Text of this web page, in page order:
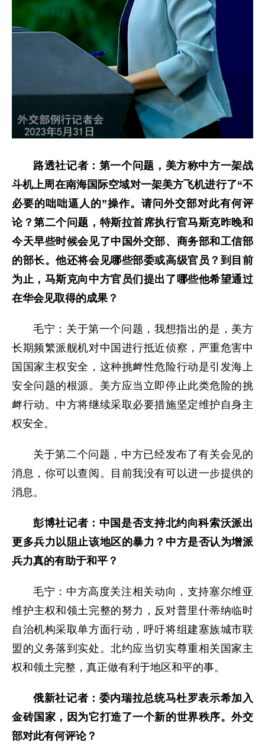
路透社记者：第一个问题，美方称中方一架战
斗机上周在南海国际空域对一架美方飞机进行了“不
必要的咄咄逼人的”操作。请问外交部对此有何评
论？第二个问题，特斯拉首席执行官马斯克昨晚和
今天早些时候会见了中国外交部、商务部和工信部
的部长。他还将会见哪些部委或高级官员？到目前
为止，马斯克向中方官员们提出了哪些他希望通过
在华会见取得的成果？
毛宁：关于第一个问题，我想指出的是，美方
长期频繁派舰机对中国进行抵近侦察，严重危害中
国国家主权安全，这种挑衅性危险行动是引发海上
安全问题的根源。美方应当立即停止此类危险的挑
衅行动。中方将继续采取必要措施坚定维护自身主
权安全。
关于第二个问题，中方已经发布了有关会见的
消息，你可以查阅。目前我没有可以进一步提供的
消息。
彭博社记者：中国是否支持北约向科索沃派出
更多兵力以阻止该地区的暴力？中方是否认为增派
兵力真的有助于和平？
毛宁：中方高度关注相关动向，支持塞尔维亚
维护主权和领土完整的努力，反对普里什蒂纳临时
自治机构采取单方面行动，呼吁将组建塞族城市联
盟的义务落到实处。北约应当切实尊重相关国家主
权和领土完整，真正做有利于地区和平的事。
俄新社记者：委内瑞拉总统马杜罗表示希加入
金砖国家，因为它打造了一个新的世界秩序。外交
部对此有何评论？